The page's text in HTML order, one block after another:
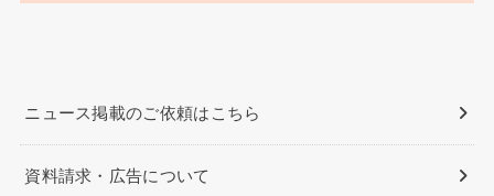
ニュース掲載のご依頼はこちら
資料請求・広告について